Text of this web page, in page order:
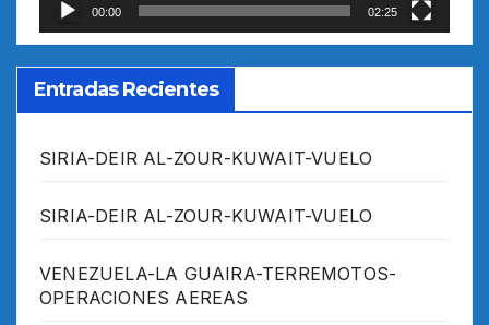
00:00 02:25
Entradas Recientes
SIRIA-DEIR AL-ZOUR-KUWAIT-VUELO
SIRIA-DEIR AL-ZOUR-KUWAIT-VUELO
VENEZUELA-LA GUAIRA-TERREMOTOS-
OPERACIONES AEREAS